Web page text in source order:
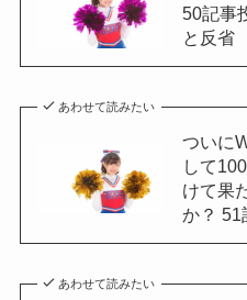
50記事
と反省
あわせて読みたい
ついに
して
けて果
か？
あわせて読みたい